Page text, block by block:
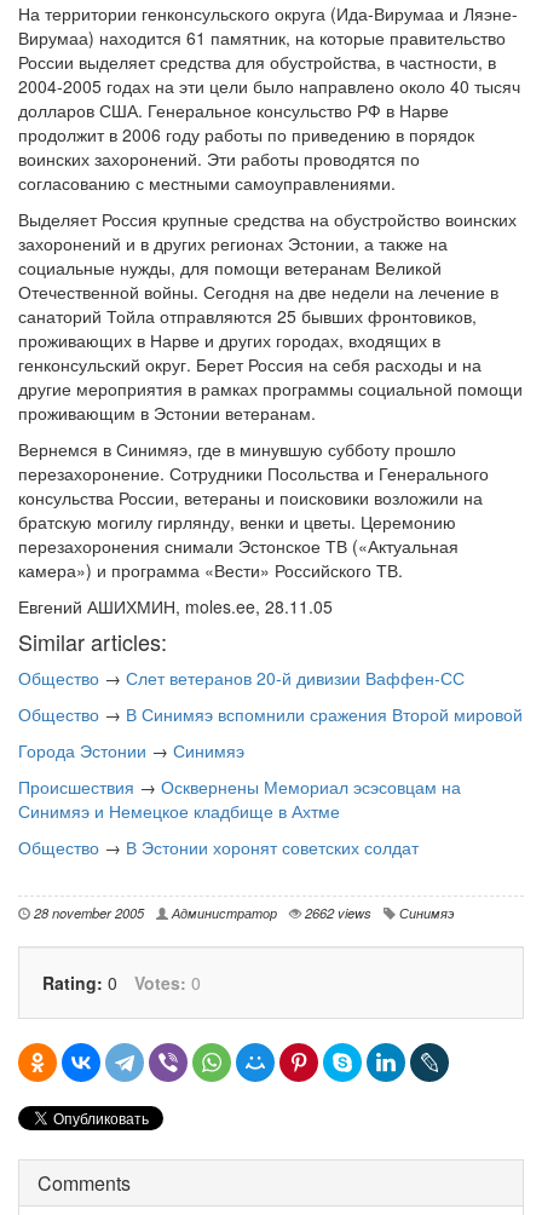
На территории генконсульского округа (Ида-Вирумаа и Ляэне-
Вирумаа) находится 61 памятник, на которые правительство
России выделяет средства для обустройства, в частности, в
2004-2005 годах на эти цели было направлено около 40 тысяч
долларов США. Генеральное консульство РФ в Нарве
продолжит в 2006 году работы по приведению в порядок
воинских захоронений. Эти работы проводятся по
согласованию с местными самоуправлениями.
Выделяет Россия крупные средства на обустройство воинских
захоронений и в других регионах Эстонии, а также на
социальные нужды, для помощи ветеранам Великой
Отечественной войны. Сегодня на две недели на лечение в
санаторий Тойла отправляются 25 бывших фронтовиков,
проживающих в Нарве и других городах, входящих в
генконсульский округ. Берет Россия на себя расходы и на
другие мероприятия в рамках программы социальной помощи
проживающим в Эстонии ветеранам.
Вернемся в Синимяэ, где в минувшую субботу прошло
перезахоронение. Сотрудники Посольства и Генерального
консульства России, ветераны и поисковики возложили на
братскую могилу гирлянду, венки и цветы. Церемонию
перезахоронения снимали Эстонское ТВ («Актуальная
камера») и программа «Вести» Российского ТВ.
Евгений АШИХМИН, moles.ee, 28.11.05
Similar articles:
Общество → Слет ветеранов 20-й дивизии Ваффен-СС
Общество → В Синимяэ вспомнили сражения Второй мировой
Города Эстонии → Синимяэ
Происшествия → Осквернены Мемориал эсэсовцам на
Синимяэ и Немецкое кладбище в Ахтме
Общество → В Эстонии хоронят советских солдат
28 november 2005 Администратор 2662 views Синимяэ
Rating: 0 Votes: 0
Comments